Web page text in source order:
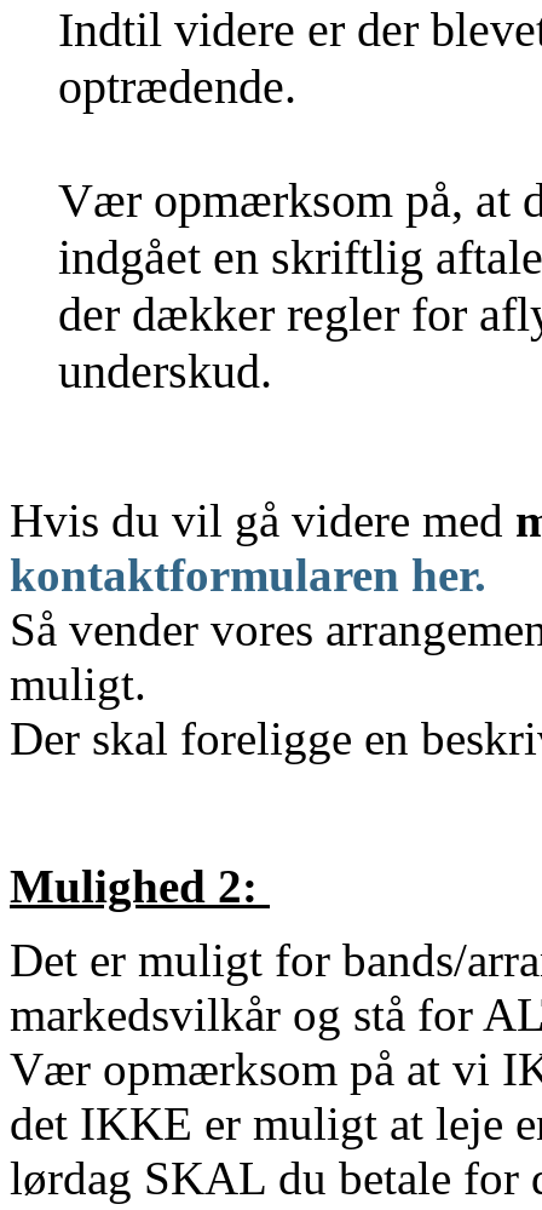
Indtil videre er der b
optrædende.
Vær opmærksom på, at
indgået en skriftlig
der dækker regler for
underskud.
Hvis du vil gå videre med
kontaktformularen her.
Så vender vores
muligt.
Der skal foreligge en
Mulighed 2:
Det er muligt for bands/
markedsvilkår og stå for
Vær opmærksom på at vi
det IKKE er muligt at leje
lørdag SKAL du betale for